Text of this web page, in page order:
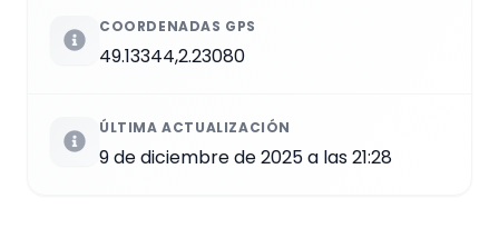
COORDENADAS GPS
49.13344,2.23080
ÚLTIMA ACTUALIZACIÓN
9 de diciembre de 2025 a las 21:28